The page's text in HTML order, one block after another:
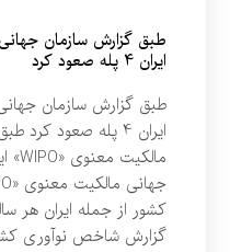
ایران 4 پله صعود کرد
ایران 4 پله صعود
کشور از جمله ایران هر
گزارش شاخص نوآوری